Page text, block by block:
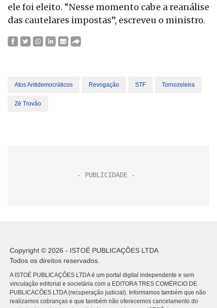
ele foi eleito. “Nesse momento cabe a reanálise
das cautelares impostas”, escreveu o ministro.
Atos Antidemocráticos Revogação STF Tornozeleira
Zé Trovão
Copyright © 2026 - ISTOÉ PUBLICAÇÕES LTDA
Todos os direitos reservados.
A ISTOÉ PUBLICAÇÕES LTDA é um portal digital independente e sem
vinculação editorial e societária com a EDITORA TRES COMÉRCIO DE
PUBLICACÕES LTDA (recuperação judicial). Informamos também que não
realizamos cobranças e que também não oferecemos cancelamento do